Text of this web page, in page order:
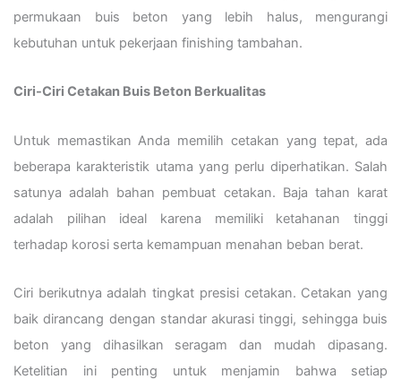
permukaan buis beton yang lebih halus, mengurangi
kebutuhan untuk pekerjaan finishing tambahan.
Ciri-Ciri Cetakan Buis Beton Berkualitas
Untuk memastikan Anda memilih cetakan yang tepat, ada
beberapa karakteristik utama yang perlu diperhatikan. Salah
satunya adalah bahan pembuat cetakan. Baja tahan karat
adalah pilihan ideal karena memiliki ketahanan tinggi
terhadap korosi serta kemampuan menahan beban berat.
Ciri berikutnya adalah tingkat presisi cetakan. Cetakan yang
baik dirancang dengan standar akurasi tinggi, sehingga buis
beton yang dihasilkan seragam dan mudah dipasang.
Ketelitian ini penting untuk menjamin bahwa setiap